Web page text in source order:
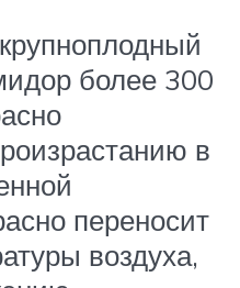
более 300
в
переносит
воздуха,